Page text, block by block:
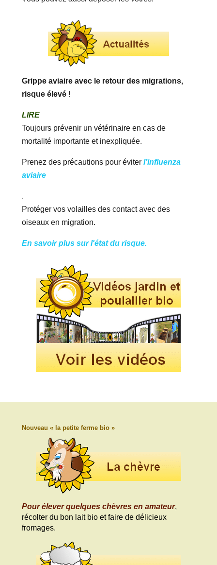
Grippe aviaire avec le retour des migrations,
risque élevé !
LIRE
Toujours prévenir un vétérinaire en cas de
mortalité importante et inexpliquée.
Prenez des précautions pour éviter l’influenza
aviaire
.
Protéger vos volailles des contact avec des
oiseaux en migration.
En savoir plus sur l'état du risque.
Nouveau « la petite ferme bio »
Pour élever quelques chèvres en amateur,
récolter du bon lait bio et faire de délicieux
fromages.